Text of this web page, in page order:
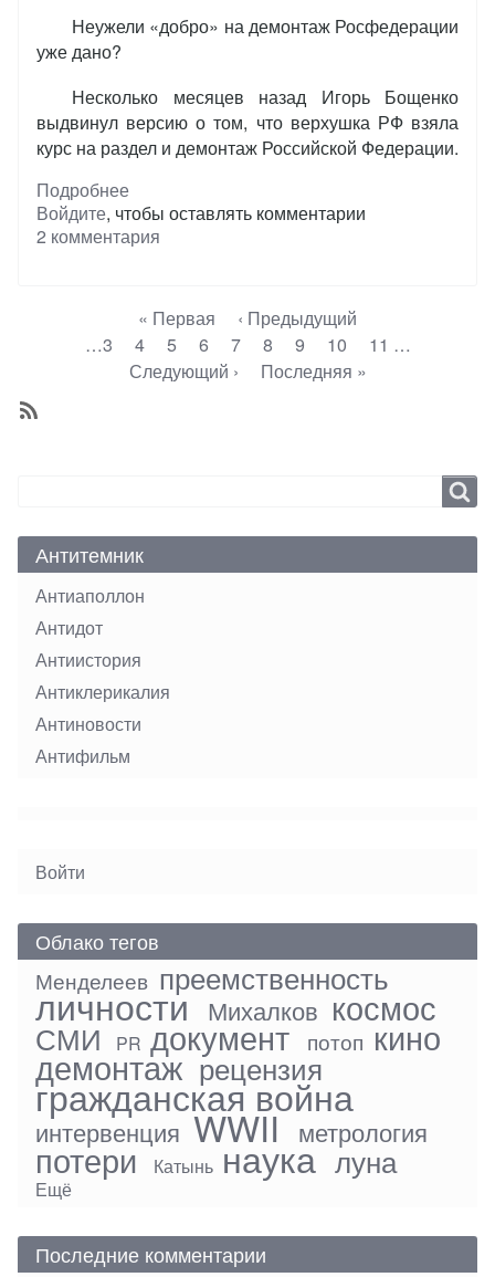
Неужели «добро» на демонтаж Росфедерации
уже дано?
Несколько месяцев назад Игорь Бощенко
выдвинул версию о том, что верхушка РФ взяла
курс на раздел и демонтаж Российской Федерации.
Подробнее
Тревожные
признаки
Войдите, чтобы оставлять комментарии
2 комментария
Первая
страница
« Первая ←
‹ Предыдущий
Page
…3 Page
4 Page
5 Page
6
Текущая
страница
7 Page
8 Page
9 Page
10 Page
11 …
Следующая
Следующий ›
Последняя
Последняя »
Антитемник
Антиаполлон
Антидот
Антиистория
Антиклерикалия
Антиновости
Антифильм
User
Войти
Облако тегов
Менделеев преемственность
личности Михалков космос
СМИ PR документ потоп кино
демонтаж рецензия
гражданская война
интервенция WWII метрология
потери Катынь наука луна
Ещё
Последние комментарии